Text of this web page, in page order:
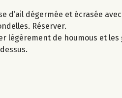
dégermée et écrasée avec
Réserver.
légèrement de houmous et les